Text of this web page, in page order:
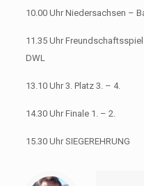
10.00 Uhr Niedersachsen –
11.35 Uhr
DWL
13.10 Uhr 3. Platz 3. – 4.
14.30 Uhr Finale 1. – 2.
15.30 Uhr SIEGEREHRUNG